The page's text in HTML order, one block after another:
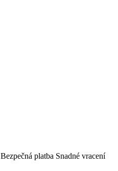
Bezpečná platba Snadné vracení